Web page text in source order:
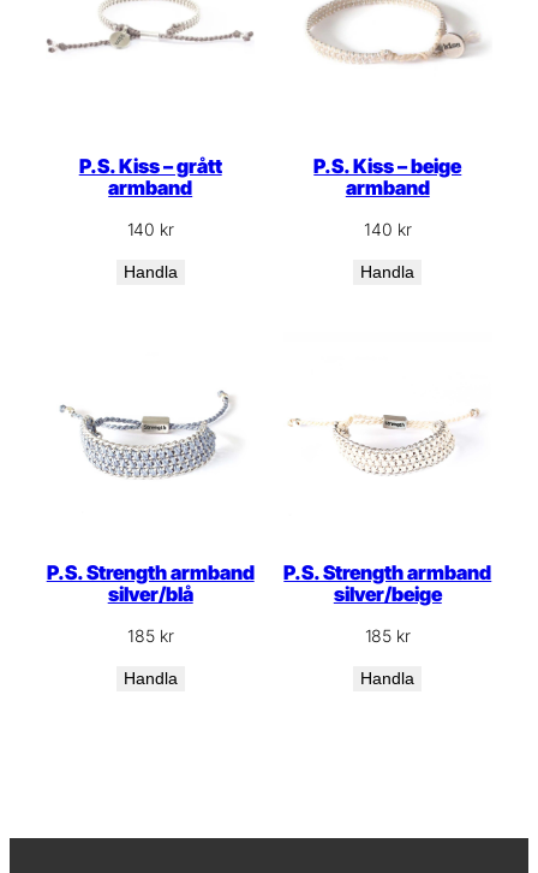
P.S. Kiss – grått
armband
140 kr
Handla
P.S. Kiss – beige
armband
140 kr
Handla
P.S. Strength armband
silver/blå
185 kr
Handla
P.S. Strength armband
silver/beige
185 kr
Handla